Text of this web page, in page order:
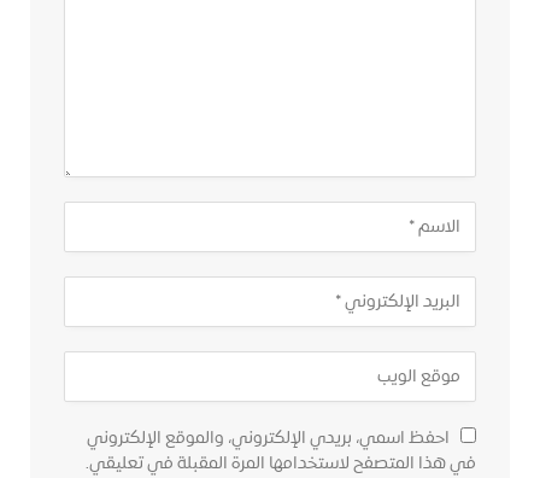
احفظ اسمي، بريدي الإلكتروني، والموقع الإلكتروني
في هذا المتصفح لاستخدامها المرة المقبلة في تعليقي.